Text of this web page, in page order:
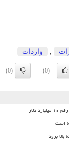
واردات
(0)
(0)
برود